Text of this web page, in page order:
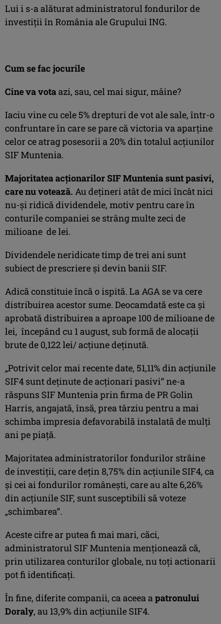
Lui i s-a alăturat administratorul fondurilor de
investiţii în România ale Grupului ING.
Cum se fac jocurile
Cine va votaazi, sau, cel mai sigur, mâine?
Iaciu vine cu cele 5% drepturi de vot ale sale, într-o
confruntare în care se pare că victoria va aparţine
celor ce atrag posesorii a 20% din totalul acţiunilor
SIF Muntenia.
Majoritatea acţionarilor SIF Muntenia sunt pasivi,
care nu votează. Au deţineri atât de mici încât nici
nu-şi ridică dividendele, motiv pentru care în
conturile companiei se strâng multe zeci de
milioane de lei.
Dividendele neridicate timp de trei ani sunt
subiect de prescriere şi devin banii SIF.
Adică constituie încă o ispită. La AGA se va cere
distribuirea acestor sume. Deocamdată este ca şi
aprobată distribuirea a aproape 100 de milioane de
lei, începând cu 1 august, sub formă de alocaţii
brute de 0,122 lei/ acţiune deţinută.
„Potrivit celor mai recente date, 51,11% din acţiunile
SIF4 sunt deţinute de acţionari pasivi“ ne-a
răspuns SIF Muntenia prin firma de PR Golin
Harris, angajată, însă, prea târziu pentru a mai
schimba impresia defavorabilă instalată de mulți
ani pe piață.
Majoritatea administratorilor fondurilor străine
de investiții, care dețin 8,75% din acţiunile SIF4, ca
și cei ai fondurilor românești, care au alte 6,26%
din acţiunile SIF, sunt susceptibili să voteze
„schimbarea“.
Aceste cifre ar putea fi mai mari, căci,
administratorul SIF Muntenia menţionează că,
prin utilizarea conturilor globale, nu toţi actionarii
pot fi identificaţi.
În fine, diferite companii, ca aceea apatronului
Doraly, au 13,9% din acţiunile SIF4.